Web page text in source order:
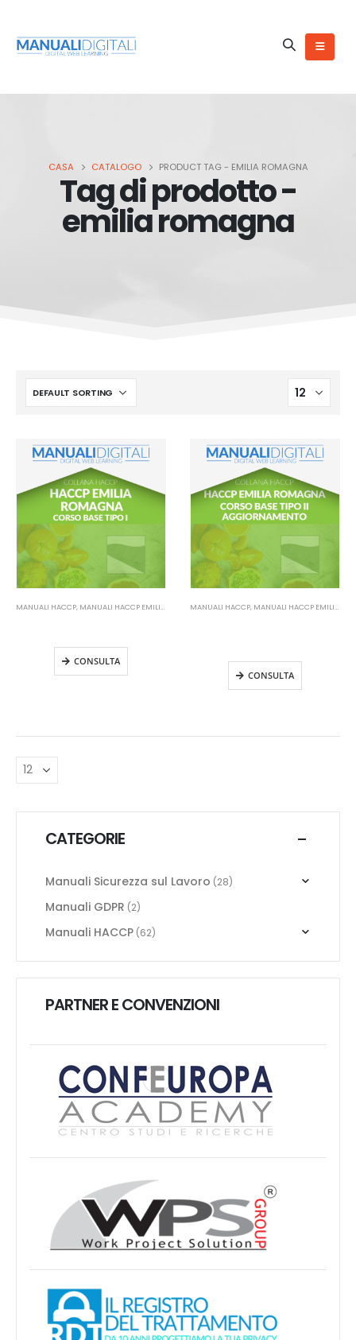
CASA CATALOGO PRODUCT TAG - EMILIA ROMAGNA
Tag di prodotto -
emilia romagna
MANUALI HACCP, MANUALI HACCP EMILIA ROMAGNA
CONSULTA
MANUALI HACCP, MANUALI HACCP EMILIA ROMAGNA
CONSULTA
CATEGORIE
Manuali Sicurezza sul Lavoro (28)
Manuali GDPR (2)
Manuali HACCP (62)
PARTNER E CONVENZIONI